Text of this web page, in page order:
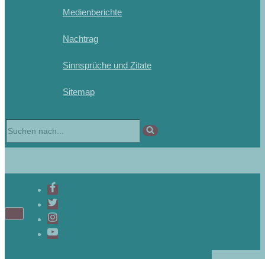
Medienberichte
Nachtrag
Sinnsprüche und Zitate
Sitemap